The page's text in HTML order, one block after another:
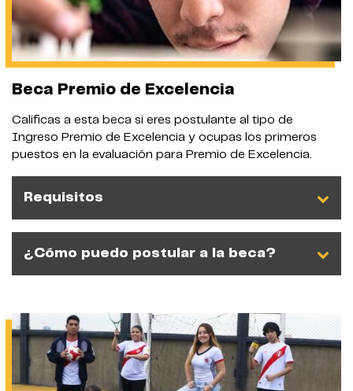
Beca Premio de Excelencia
Calificas a esta beca si eres postulante al tipo de
Ingreso Premio de Excelencia y ocupas los primeros
puestos en la evaluación para Premio de Excelencia.
Requisitos
¿Cómo puedo postular a la beca?